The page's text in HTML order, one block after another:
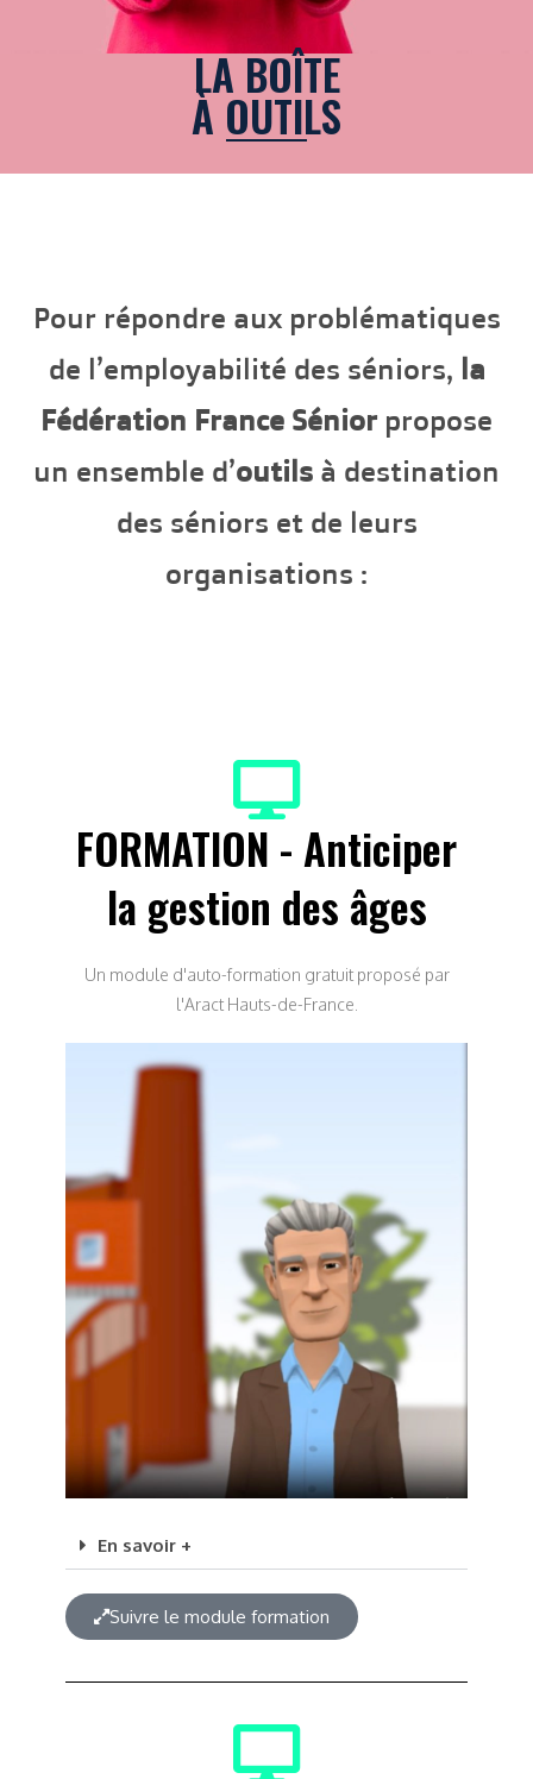
LA BOÎTE
À OUTILS
Pour répondre aux problématiques
de l’employabilité des séniors, la
Fédération France Sénior propose
un ensemble d’outils à destination
des séniors et de leurs
organisations :
FORMATION - Anticiper
la gestion des âges
Un module d'auto-formation gratuit proposé par
l'Aract Hauts-de-France.
En savoir +
Suivre le module formation